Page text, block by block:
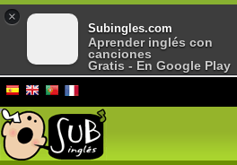
×
Subingles.com
Aprender inglés con
canciones
Gratis - En Google Play